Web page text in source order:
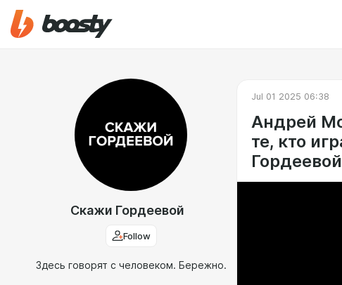
Скажи Гордеевой
Follow
Здесь говорят с человеком. Бережно.
Jul 01 2025 06:38
Андрей
те, кто